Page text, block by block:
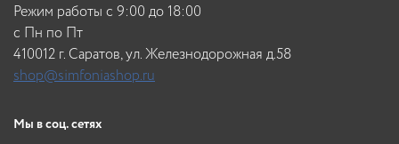
Режим работы с 9:00 до 18:00
c Пн по Пт
410012 г. Саратов, ул. Железнодорожная д.58
shop@simfoniashop.ru
Мы в соц. сетях